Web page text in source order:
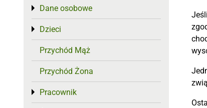
Dane osobowe
Toggle menu
Dzieci
Toggle menu
Przychód Mąż
Przychód Żona
Pracownik
Toggle menu